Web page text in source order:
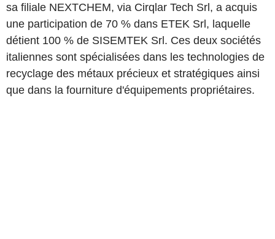
sa filiale NEXTCHEM, via Cirqlar Tech Srl, a acquis
une participation de 70 % dans ETEK Srl, laquelle
détient 100 % de SISEMTEK Srl. Ces deux sociétés
italiennes sont spécialisées dans les technologies de
recyclage des métaux précieux et stratégiques ainsi
que dans la fourniture d'équipements propriétaires.